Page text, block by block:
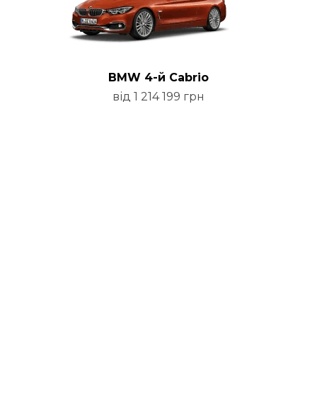
BMW 4-й Cabrio
від 1 214 199 грн